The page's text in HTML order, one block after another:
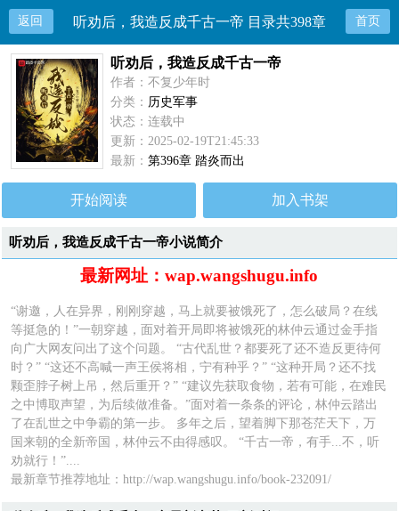
返回 听劝后，我造反成千古一帝 目录共398章 首页
听劝后，我造反成千古一帝
作者：不复少年时
分类： 历史军事
状态：连载中
更新：2025-02-19T21:45:33
最新：第396章 踏炎而出
开始阅读 加入书架
听劝后，我造反成千古一帝小说简介
最新网址：wap.wangshugu.info
“谢邀，人在异界，刚刚穿越，马上就要被饿死了，怎么破局？在线
等挺急的！”一朝穿越，面对着开局即将被饿死的林仲云通过金手指
向广大网友问出了这个问题。 “古代乱世？都要死了还不造反更待何
时？” “这还不高喊一声王侯将相，宁有种乎？” “这种开局？还不找
颗歪脖子树上吊，然后重开？” “建议先获取食物，若有可能，在难民
之中博取声望，为后续做准备。”面对着一条条的评论，林仲云踏出
了在乱世之中争霸的第一步。 多年之后，望着脚下那苍茫天下，万
国来朝的全新帝国，林仲云不由得感叹。 “千古一帝，有手...不，听
劝就行！”....
最新章节推荐地址：http://wap.wangshugu.info/book-232091/